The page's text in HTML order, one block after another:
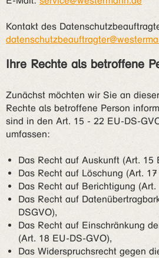
Kontakt des
Ihre Rechte als betroffene
Zunächst möchten wir Sie an
Rechte als betroffene Person
sind in den Art. 15 - 22 EU-DS-
umfassen:
Das Recht auf Auskunft (Art. 15
Das Recht auf Löschung (Art.
Das Recht auf Berichtigung
Das Recht auf
DSGVO),
Das Recht auf Einschränkung
(Art. 18 EU-DS-GVO),
Das Widerspruchsrecht gegen